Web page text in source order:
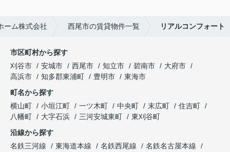
ーム株式会社 西尾市の賃貸物件一覧 リアルコンフォート
市区町村から探す
刈谷市
安城市 西尾市 知立市 碧南市
大府市
高浜市
知多郡東浦町 豊明市
東海市
町名から探す
横山町
小垣江町 一ツ木町 中央町 末広町
住吉町
八幡町
大字石浜 三河安城東町
東刈谷町
沿線から探す
名鉄三河線
東海道本線 名鉄西尾線
名鉄名古屋本線